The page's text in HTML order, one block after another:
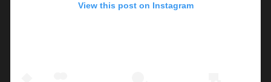
View this post on Instagram